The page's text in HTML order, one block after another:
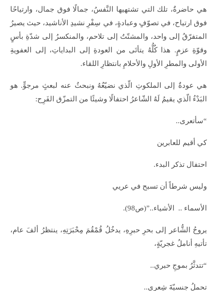
هي حاضرةٌ، تلك التي تشتهيها النَّفسُ، جمالًا فوق جمال، وارتياحًا
فوق ارتياح، في تصوّفٍ وعبادةٍ، في سِفْرِ نشيدِ الأناشيد، حيث يصيرُ
المتفرّقُ إلى واحد، والمشتّتُ إلى تلاحم، والمنكسرُ إلى شدّةِ بأسٍ
وقوّةِ عزمٍ. هذا كُلُّهُ يتأتَى من العودةِ إلى البداياتِ، إلى العفويةِ
الأولى والمطرِ الأولِ والأحلامِ بانتظارِ اللقاء.
هي عودةٌ إلى الملكوتِ الّذي نضيّعُهُ ونبحثُ عنه لبعثٍ مرجوٍّ. هو
البَدْءُ الّذي يقيمُ لَهُ الشّاعرُ احتفالًا وشيئًا من التمزّق الفَرِح:
“سأتعرى..
كي أقيم للعابرين
احتفال تذكر البدء.
وليس شرطاً أن تسبح في عريي
الأسماء .. الأشياء..”(ص98).
يروحُ الشُّاعر إلى بحرِ حبرِهِ، يدخُلُ قُمْقُمَ مِحْبَرَتِهِ، ينتظرُ ألفَ عام،
تأتيهِ أناملُ غجريّةٍ،
“تتدثَّرُ بموجِ حبري..
تحملُ جنسيّةَ شِعري..